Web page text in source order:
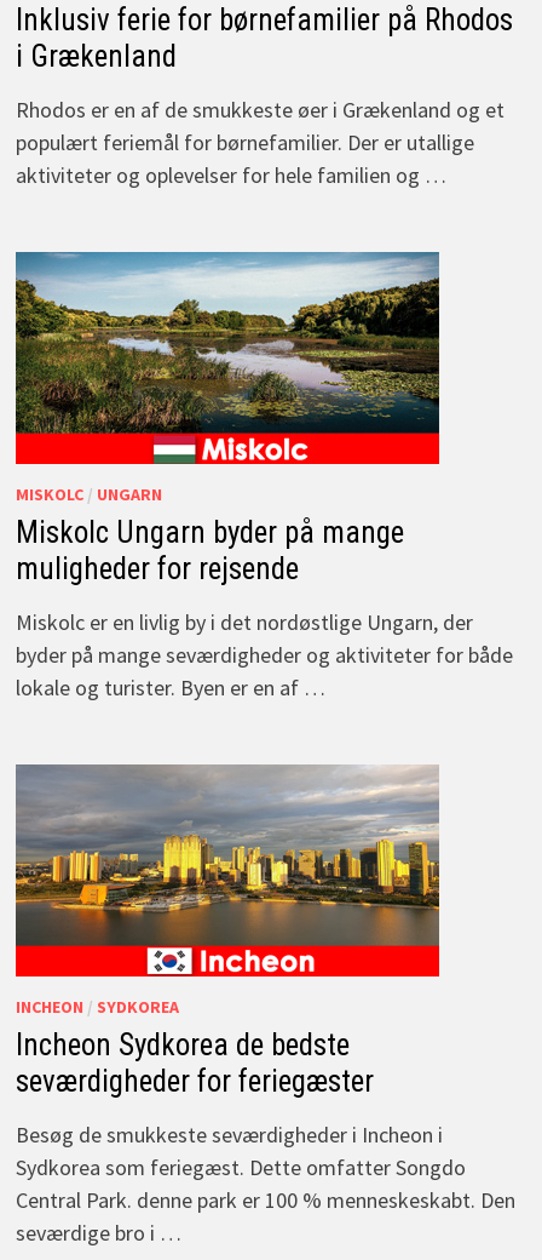
Inklusiv ferie for børnefamilier på Rhodos
i Grækenland
Rhodos er en af de smukkeste øer i Grækenland og et
populært feriemål for børnefamilier. Der er utallige
aktiviteter og oplevelser for hele familien og …
MISKOLC/ UNGARN
Miskolc Ungarn byder på mange
muligheder for rejsende
Miskolc er en livlig by i det nordøstlige Ungarn, der
byder på mange seværdigheder og aktiviteter for både
lokale og turister. Byen er en af …
INCHEON / SYDKOREA
Incheon Sydkorea de bedste
seværdigheder for feriegæster
Besøg de smukkeste seværdigheder i Incheon i
Sydkorea som feriegæst. Dette omfatter Songdo
Central Park. denne park er 100 % menneskeskabt. Den
seværdige bro i …